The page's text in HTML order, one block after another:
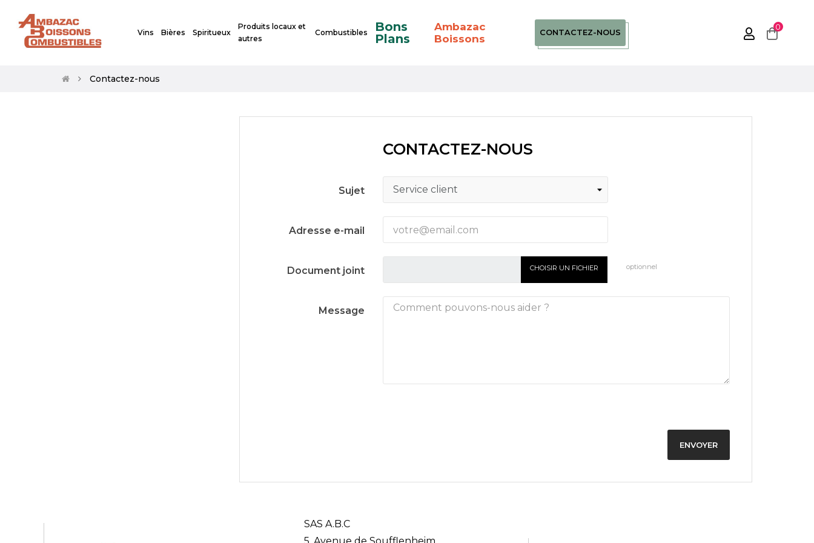
Vins Bières Spiritueux
Produits locaux et
autres
Combustibles
Bons
Plans
Ambazac
Boissons
CONTACTEZ-NOUS
0
Contactez-nous
CONTACTEZ-NOUS
Sujet
Adresse e-mail
Document joint CHOISIR UN FICHIER optionnel
Message
SAS A.B.C